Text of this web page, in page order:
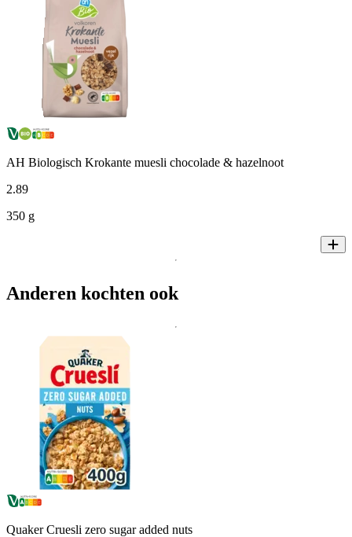
AH Biologisch Krokante muesli chocolade & hazelnoot
2.89
350 g
Anderen kochten ook
Quaker Cruesli zero sugar added nuts